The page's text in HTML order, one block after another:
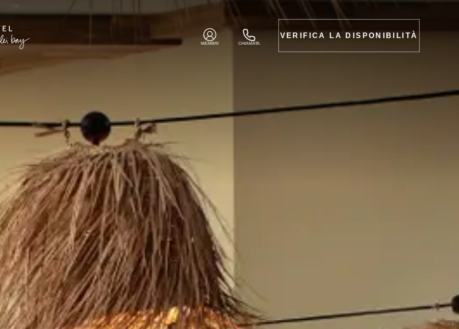
MEMBRI CHIAMATA
VERIFICA LA DISPONIBILITÀ